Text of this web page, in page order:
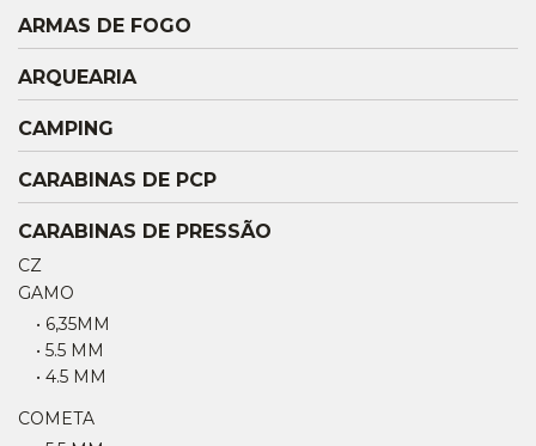
ARMAS DE FOGO
ARQUEARIA
CAMPING
CARABINAS DE PCP
CARABINAS DE PRESSÃO
CZ
GAMO
• 6,35MM
• 5.5 MM
• 4.5 MM
COMETA